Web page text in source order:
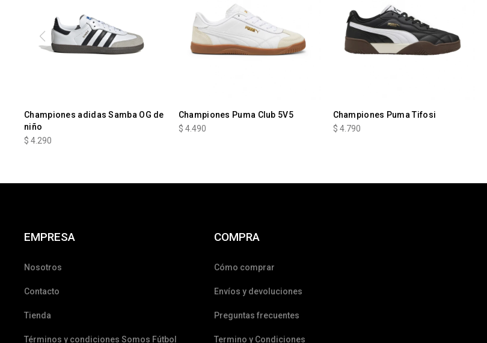
Championes adidas Samba OG de
niño
$ 4.290
Championes Puma Club 5V5
$ 4.490
Championes Puma Tifosi
$ 4.790
EMPRESA
Nosotros
Contacto
Tienda
Términos y condiciones Somos Fútbol
COMPRA
Cómo comprar
Envíos y devoluciones
Preguntas frecuentes
Termino y Condiciones